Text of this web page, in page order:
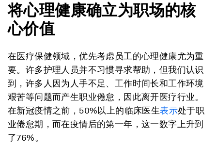
将心理健康确立为职场的核
心价值
在医疗保健领域，优先考虑员工的心理健康尤为重
要。许多护理人员并不习惯寻求帮助，但我们认识
到，许多人因为人手不足、工作时间长和工作环境
艰苦等问题而产生职业倦怠，因此离开医疗行业。
在新冠疫情之前，50%以上的临床医生表示处于职
业倦怠期，而在疫情后的第一年，这一数字上升到
了76%。